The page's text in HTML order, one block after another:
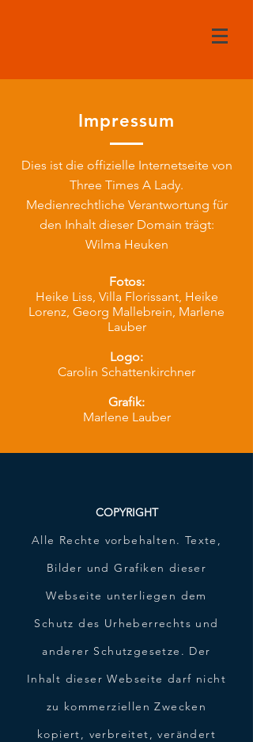
Impressum
Dies ist die offizielle Internetseite von
Three Times A Lady.
Medienrechtliche Verantwortung für
den Inhalt dieser Domain trägt:
Wilma Heuken
Fotos:
Heike Liss, Villa Florissant, Heike
Lorenz, Georg Mallebrein, Marlene
Lauber
Logo:
Carolin Schattenkirchner
Grafik:
Marlene Lauber
COPYRIGHT
Alle Rechte vorbehalten. Texte,
Bilder und Grafiken dieser
Webseite unterliegen dem
Schutz des Urheberrechts und
anderer Schutzgesetze. Der
Inhalt dieser Webseite darf nicht
zu kommerziellen Zwecken
kopiert, verbreitet, verändert